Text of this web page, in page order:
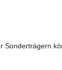
Sonderträgern